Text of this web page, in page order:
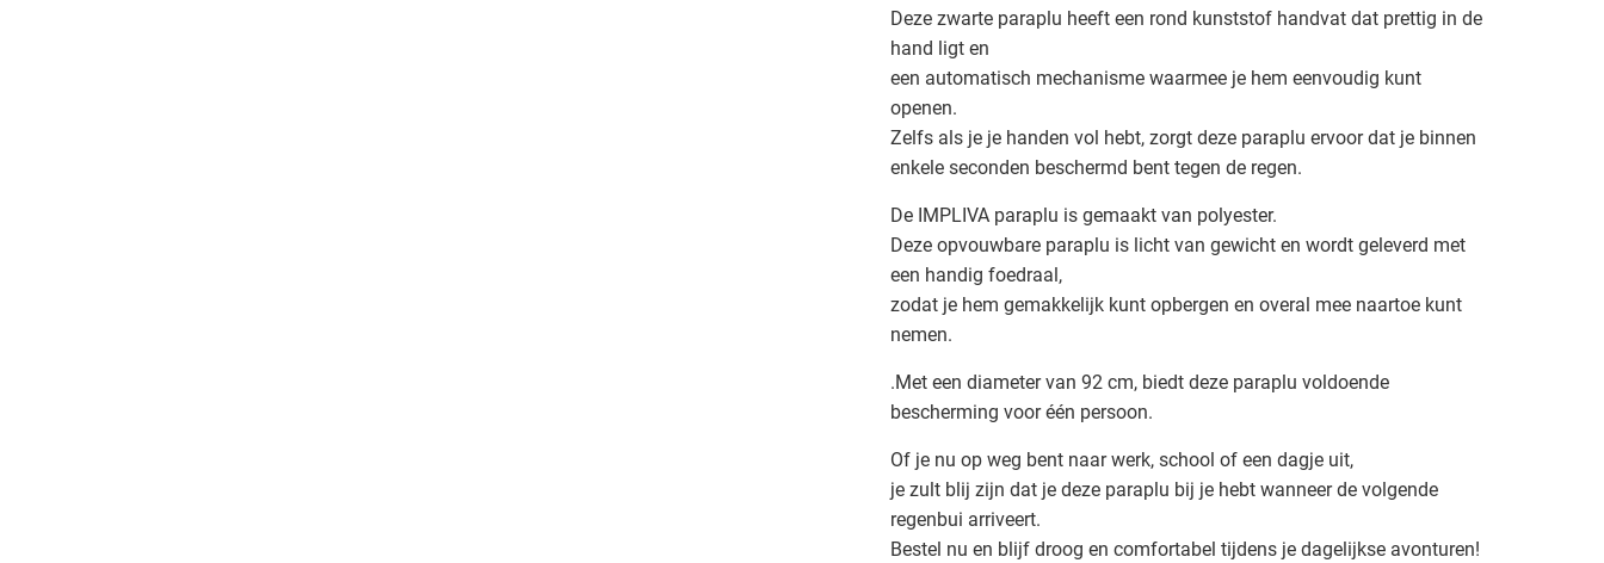
Deze zwarte paraplu heeft een rond kunststof handvat dat prettig in de
hand ligt en
een automatisch mechanisme waarmee je hem eenvoudig kunt
openen.
Zelfs als je je handen vol hebt, zorgt deze paraplu ervoor dat je binnen
enkele seconden beschermd bent tegen de regen.
De IMPLIVA paraplu is gemaakt van polyester.
Deze opvouwbare paraplu is licht van gewicht en wordt geleverd met
een handig foedraal,
zodat je hem gemakkelijk kunt opbergen en overal mee naartoe kunt
nemen.
.Met een diameter van 92 cm, biedt deze paraplu voldoende
bescherming voor één persoon.
Of je nu op weg bent naar werk, school of een dagje uit,
je zult blij zijn dat je deze paraplu bij je hebt wanneer de volgende
regenbui arriveert.
Bestel nu en blijf droog en comfortabel tijdens je dagelijkse avonturen!